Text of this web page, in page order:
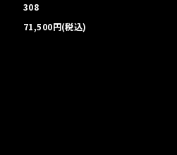
308
71,500円(税込)